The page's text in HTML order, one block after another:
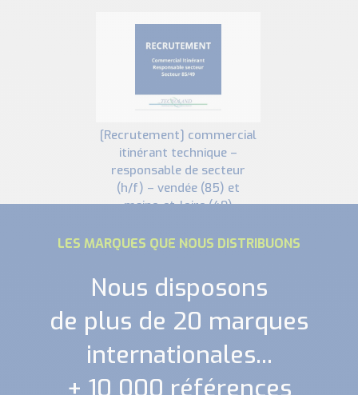
[recrutement] commercial
itinérant technique –
responsable de secteur
(h/f) – vendée (85) et
maine-et-loire (49)
LES MARQUES QUE NOUS DISTRIBUONS
Nous disposons
de plus de 20 marques
internationales...
+ 10 000 références